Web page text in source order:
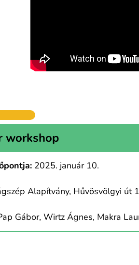
workshop
2025. január 10.
Alapítvány, Hűvösvölgyi út
Gábor, Wirtz Ágnes, Makra